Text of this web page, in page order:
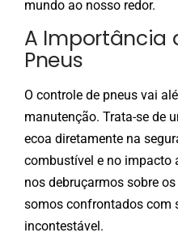
mundo ao nosso redor.
A Importância
Pneus
O controle de pneus vai
manutenção. Trata-se de
ecoa diretamente na
combustível e no impacto
nos debruçarmos sobre
somos confrontados com
incontestável.